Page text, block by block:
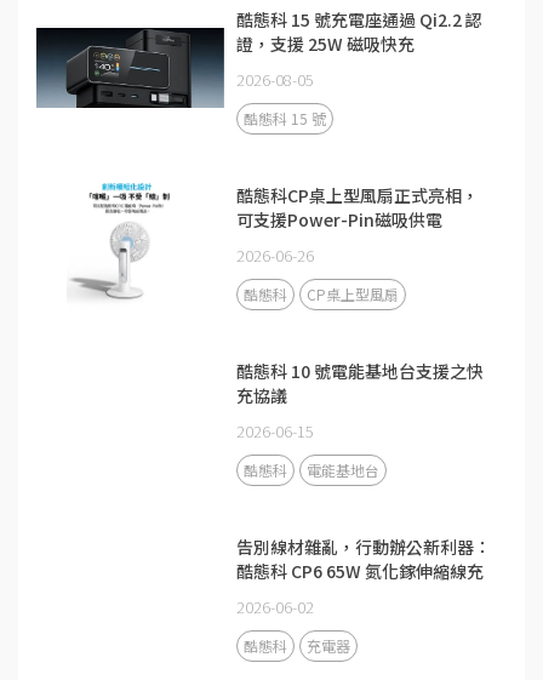
酷態科 15 號充電座通過 Qi2.2 認
證，支援 25W 磁吸快充
2026-08-05
酷態科 15 號
酷態科CP桌上型風扇正式亮相，
可支援Power-Pin磁吸供電
2026-06-26
酷態科 CP桌上型風扇
酷態科 10 號電能基地台支援之快
充協議
2026-06-15
酷態科 電能基地台
告別線材雜亂，行動辦公新利器：
酷態科 CP6 65W 氮化鎵伸縮線充
2026-06-02
酷態科 充電器